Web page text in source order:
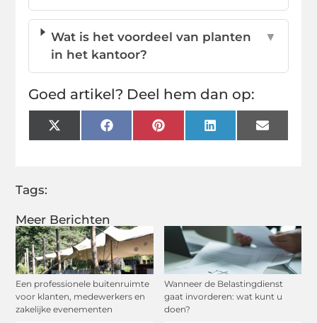
Meer Berichten
Een professionele buitenruimte
voor klanten, medewerkers en
zakelijke evenementen
Wanneer de Belastingdienst
gaat invorderen: wat kunt u
doen?
Wat is het voordeel van planten
in het kantoor?
▼
Goed artikel? Deel hem dan op:
X
(Twitter)
FacebookPinterestLinkedInEmail
Tags: